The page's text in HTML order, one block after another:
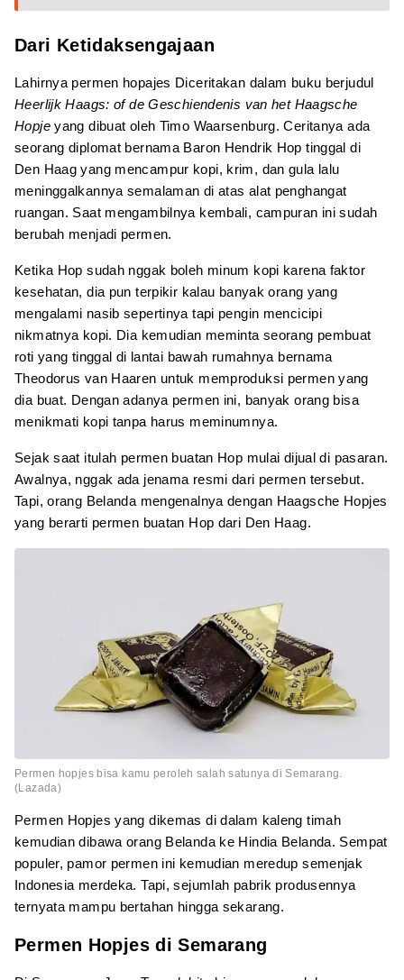
Dari Ketidaksengajaan
Lahirnya permen hopajes Diceritakan dalam buku berjudul
Heerlijk Haags: of de Geschiendenis van het Haagsche
Hopjeyang dibuat oleh Timo Waarsenburg. Ceritanya ada
seorang diplomat bernama Baron Hendrik Hop tinggal di
Den Haag yang mencampur kopi, krim, dan gula lalu
meninggalkannya semalaman di atas alat penghangat
ruangan. Saat mengambilnya kembali, campuran ini sudah
berubah menjadi permen.
Ketika Hop sudah nggak boleh minum kopi karena faktor
kesehatan, dia pun terpikir kalau banyak orang yang
mengalami nasib sepertinya tapi pengin mencicipi
nikmatnya kopi. Dia kemudian meminta seorang pembuat
roti yang tinggal di lantai bawah rumahnya bernama
Theodorus van Haaren untuk memproduksi permen yang
dia buat. Dengan adanya permen ini, banyak orang bisa
menikmati kopi tanpa harus meminumnya.
Sejak saat itulah permen buatan Hop mulai dijual di pasaran.
Awalnya, nggak ada jenama resmi dari permen tersebut.
Tapi, orang Belanda mengenalnya dengan Haagsche Hopjes
yang berarti permen buatan Hop dari Den Haag.
Permen hopjes bisa kamu peroleh salah satunya di Semarang.
(Lazada)
Permen Hopjes yang dikemas di dalam kaleng timah
kemudian dibawa orang Belanda ke Hindia Belanda. Sempat
populer, pamor permen ini kemudian meredup semenjak
Indonesia merdeka. Tapi, sejumlah pabrik produsennya
ternyata mampu bertahan hingga sekarang.
Permen Hopjes di Semarang